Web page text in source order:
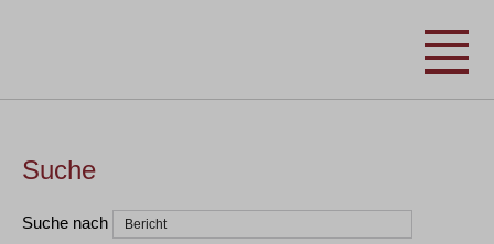
Suche
Suche nach